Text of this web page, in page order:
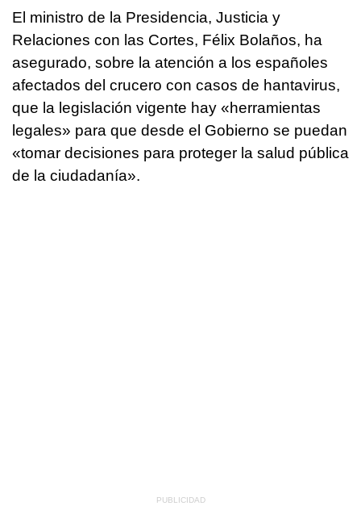
El ministro de la Presidencia, Justicia y
Relaciones con las Cortes, Félix Bolaños, ha
asegurado, sobre la atención a los españoles
afectados del crucero con casos de hantavirus,
que la legislación vigente hay «herramientas
legales» para que desde el Gobierno se puedan
«tomar decisiones para proteger la salud pública
de la ciudadanía».